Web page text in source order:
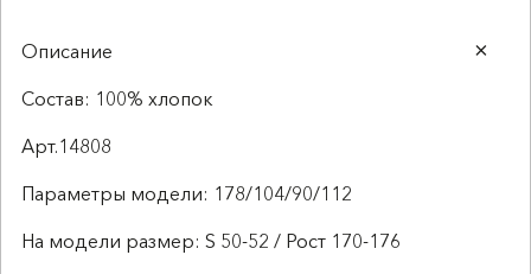
Описание
Состав: 100% хлопок
Арт.14808
Параметры модели: 178/104/90/112
На модели размер: S 50-52 / Рост 170-176